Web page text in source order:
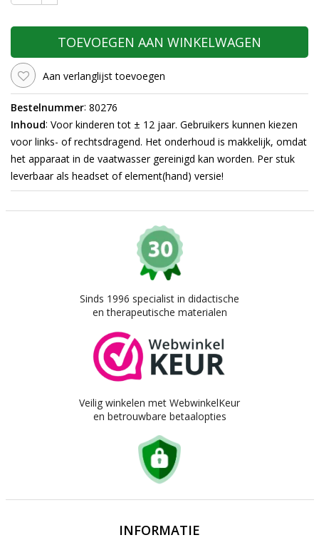
TOEVOEGEN AAN WINKELWAGEN
Aan verlanglijst toevoegen
Bestelnummer: 80276
Inhoud: Voor kinderen tot ± 12 jaar. Gebruikers kunnen kiezen
voor links- of rechtsdragend. Het onderhoud is makkelijk, omdat
het apparaat in de vaatwasser gereinigd kan worden. Per stuk
leverbaar als headset of element(hand) versie!
Sinds 1996 specialist in didactische
en therapeutische materialen
Veilig winkelen met WebwinkelKeur
en betrouwbare betaalopties
INFORMATIE